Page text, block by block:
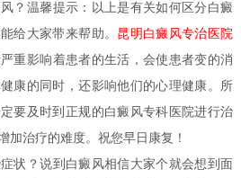
？ 温馨提示：以上是有关如何区分白癜
给大家带来帮助。 昆明白癜风专治医院
重影响着患者的生活，会使患者变的消
康的同时，还影响他们的心理健康。所
要及时到正规的白癜风专科医院进行治
加治疗的难度。祝您早日康复！
状？说到白癜风相信大家个就会想到面